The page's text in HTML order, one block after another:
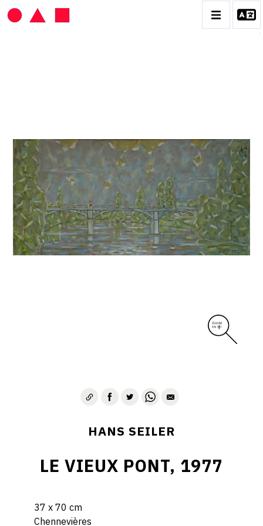
CATALOGUE DES OEUVRES
VOL. 1 : LES PEINTURES
VOL. 2 : LES GOUACHES
VOL. 3 : CRAYONS DE COULEUR ET FUSAINS
CONTACT
HANS SEILER
LE VIEUX PONT, 1977
37 x 70 cm
Chennevières